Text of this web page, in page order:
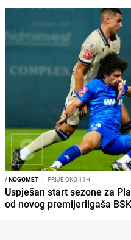
/NOGOMET I PRIJE OKO 11H
Uspješan start sezone za
od novog premijerligaša